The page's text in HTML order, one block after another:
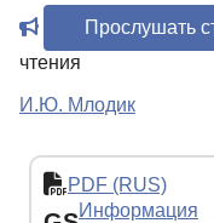
Прослушать
чтения
И.Ю. Млодик
PDF (RUS)
Информация